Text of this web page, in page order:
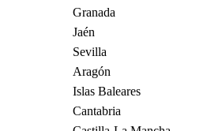
Granada
Jaén
Sevilla
Aragón
Islas Baleares
Cantabria